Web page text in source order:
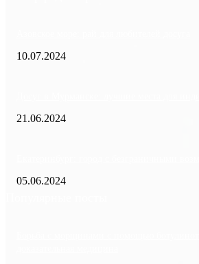
10.07.2024
21.06.2024
Екатеринбург: город с безграничными
05.06.2024